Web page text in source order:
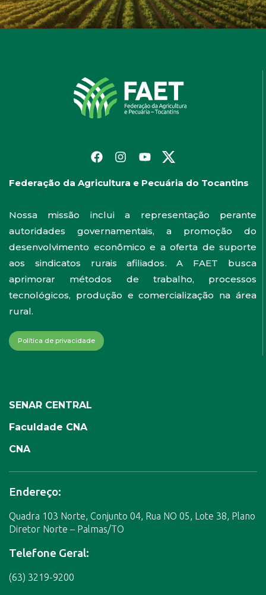
Federação da Agricultura e Pecuária do Tocantins
Nossa missão inclui a representação perante
autoridades governamentais, a promoção do
desenvolvimento econômico e a oferta de suporte
aos sindicatos rurais afiliados. A FAET busca
aprimorar métodos de trabalho, processos
tecnológicos, produção e comercialização na área
rural.
Política de privacidade
SENAR CENTRAL
Faculdade CNA
CNA
Endereço:
Quadra 103 Norte, Conjunto 04, Rua NO 05, Lote 38, Plano
Diretor Norte – Palmas/TO
Telefone Geral:
(63) 3219-9200